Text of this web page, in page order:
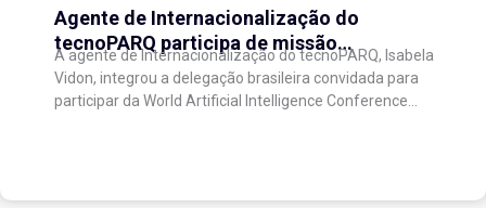
Agente de Internacionalização do
tecnoPARQ participa de missão
internacional na China e fortalece conexões
com o ecossistema de inovação
A agente de Internacionalização do tecnoPARQ, Isabela
Vidon, integrou a delegação brasileira convidada para
participar da World Artificial Intelligence Conference